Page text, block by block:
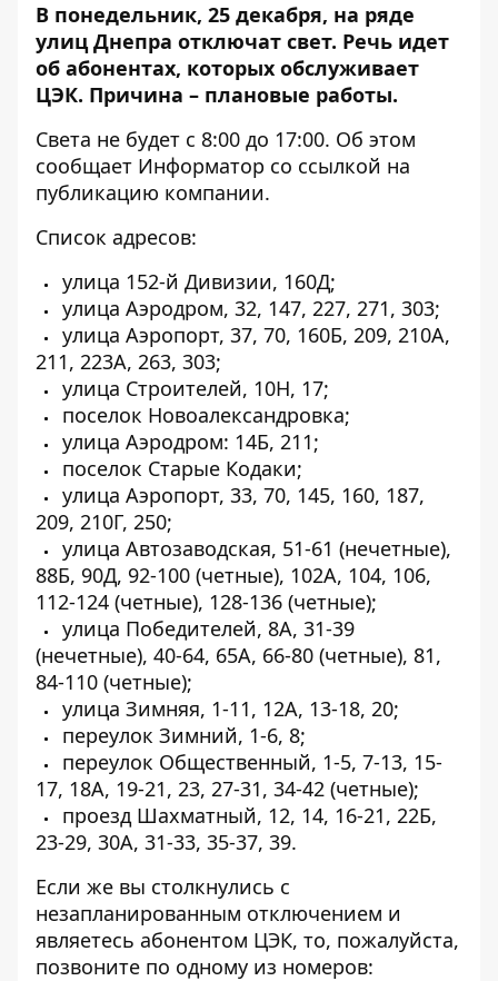
В понедельник, 25 декабря, на ряде
улиц Днепра отключат свет. Речь идет
об абонентах, которых обслуживает
ЦЭК. Причина – плановые работы.
Света не будет с 8:00 до 17:00. Об этом
сообщает Информатор со ссылкой на
публикацию компании.
Список адресов:
улица 152-й Дивизии, 160Д;
улица Аэродром, 32, 147, 227, 271, 303;
улица Аэропорт, 37, 70, 160Б, 209, 210А,
211, 223А, 263, 303;
улица Строителей, 10Н, 17;
поселок Новоалександровка;
улица Аэродром: 14Б, 211;
поселок Старые Кодаки;
улица Аэропорт, 33, 70, 145, 160, 187,
209, 210Г, 250;
улица Автозаводская, 51-61 (нечетные),
88Б, 90Д, 92-100 (четные), 102А, 104, 106,
112-124 (четные), 128-136 (четные);
улица Победителей, 8А, 31-39
(нечетные), 40-64, 65А, 66-80 (четные), 81,
84-110 (четные);
улица Зимняя, 1-11, 12А, 13-18, 20;
переулок Зимний, 1-6, 8;
переулок Общественный, 1-5, 7-13, 15-
17, 18А, 19-21, 23, 27-31, 34-42 (четные);
проезд Шахматный, 12, 14, 16-21, 22Б,
23-29, 30А, 31-33, 35-37, 39.
Если же вы столкнулись с
незапланированным отключением и
являетесь абонентом ЦЭК, то, пожалуйста,
позвоните по одному из номеров: